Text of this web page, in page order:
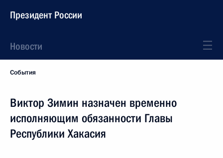
Президент России
Новости
События
Виктор Зимин назначен временно
исполняющим обязанности Главы
Республики Хакасия